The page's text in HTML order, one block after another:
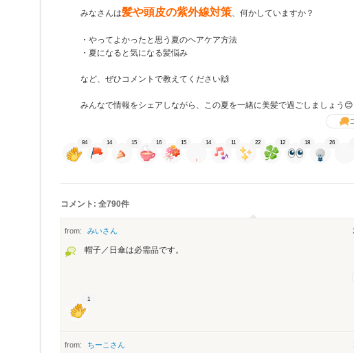
みなさんは髪や頭皮の紫外線対策、何かしていますか？
・やってよかったと思う夏のヘアケア方法
・夏になると気になる髪悩み
など、ぜひコメントで教えてください🙌
みんなで情報をシェアしながら、この夏を一緒に美髪で過ごしましょう😊
84 14 15 16 15 14 11 22 12 18 26
コメント: 全790件
from: みいさん
帽子／日傘は必需品です。
1
from: ちーこ さん